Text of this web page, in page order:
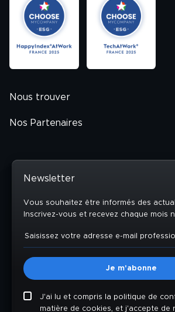
Nous trouver
Nos Partenaires
Newsletter
Vous souhaitez être informés des
Inscrivez-vous et recevez chaque mois
J'ai lu et compris la politique de
matière de cookies, et j'accepte de